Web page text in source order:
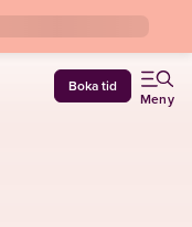
Boka tid
Meny